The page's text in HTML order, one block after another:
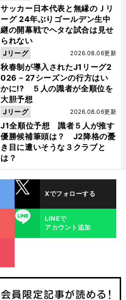
サッカー日本代表と無縁のＪリ
ーグ 24年ぶりゴールデン生中
継の開幕戦でヘタな試合は見せ
られない
秋春制が導入されたJ1リーグ2
026－27シーズンの行方はい
かに!? ５人の識者が全順位を
大胆予想
2026.08.06更新
Jリーグ
J1全順位予想 識者５人が推す
優勝候補筆頭は？ J2降格の憂
き目に遭いそうな３クラブと
は？
2026.08.06更新
Jリーグ
Xでフォローする
LINE
LINEで
アカウント追加